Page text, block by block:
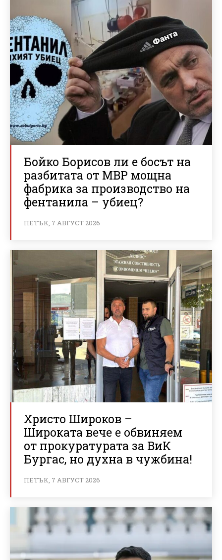
Бойко Борисов ли е босът на
разбитата от МВР мощна
фабрика за производство на
фентанила – убиец?
ПЕТЪК, 7 АВГУСТ 2026
Христо Широков –
Широката вече е обвиняем
от прокуратурата за ВиК
Бургас, но духна в чужбина!
ПЕТЪК, 7 АВГУСТ 2026